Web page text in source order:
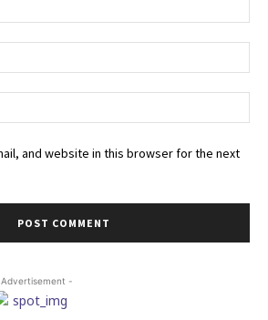
and website in this browser for the next
-